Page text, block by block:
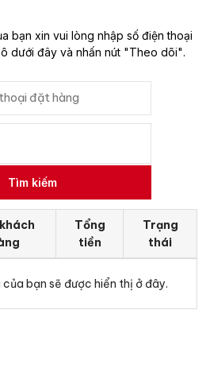
bạn xin vui lòng nhập số điện thoại
dưới đây và nhấn nút "Theo dõi".
Tổng
tiền
Trạng
thái
bạn sẽ được hiển thị ở đây.
Tìm kiếm